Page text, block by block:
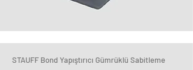
STAUFF Bond Yapıştırıcı Gümrüklü Sabitleme